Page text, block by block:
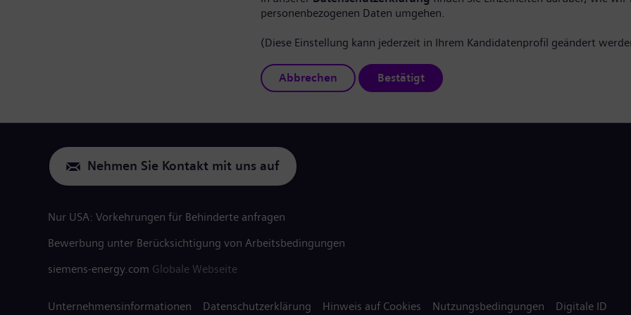
personenbezogenen Daten umgehen.
(Diese Einstellung kann jederzeit in Ihrem Kandidatenprofil geändert
Abbrechen Bestätigt
Nehmen Sie Kontakt mit uns auf
Nur USA: Vorkehrungen für Behinderte anfragen
Bewerbung unter Berücksichtigung von Arbeitsbedingungen
siemens-energy.com Globale Webseite
Unternehmensinformationen Datenschutzerklärung Hinweis auf Cookies Nutzungsbedingungen Digitale ID